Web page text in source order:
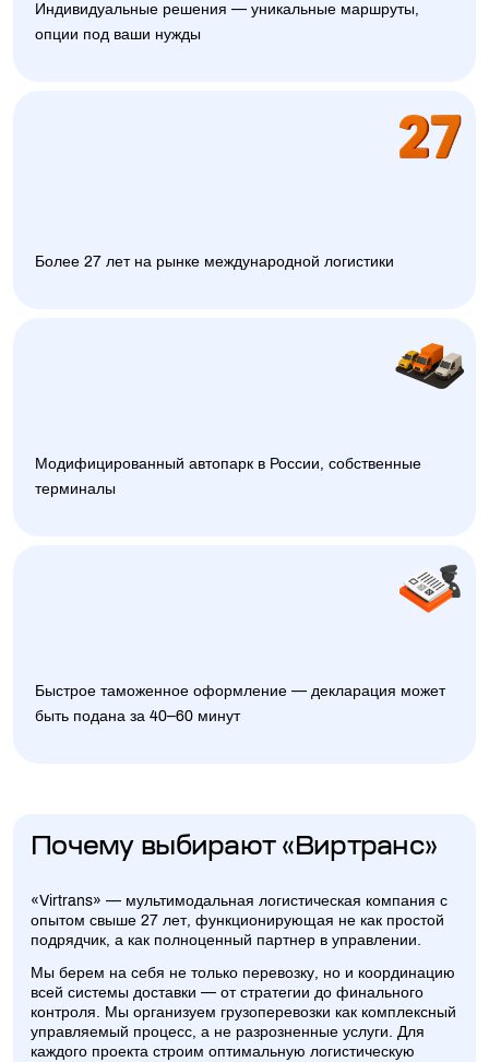
Индивидуальные решения — уникальные маршруты,
опции под ваши нужды
Более 27 лет на рынке международной логистики
Модифицированный автопарк в России, собственные
терминалы
Быстрое таможенное оформление — декларация может
быть подана за 40–60 минут
Почему выбирают «Виртранс»
«Virtrans» — мультимодальная логистическая компания с
опытом свыше 27 лет, функционирующая не как простой
подрядчик, а как полноценный партнер в управлении.
Мы берем на себя не только перевозку, но и координацию
всей системы доставки — от стратегии до финального
контроля. Мы организуем грузоперевозки как комплексный
управляемый процесс, а не разрозненные услуги. Для
каждого проекта строим оптимальную логистическую